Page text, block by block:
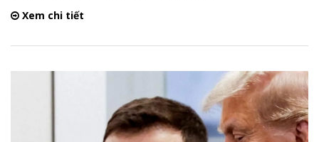
Xem chi tiết